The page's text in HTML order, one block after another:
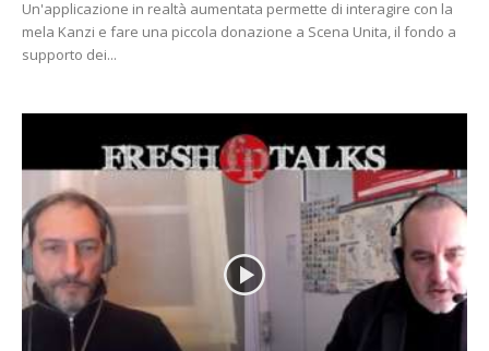
Un'applicazione in realtà aumentata permette di interagire con la
mela Kanzi e fare una piccola donazione a Scena Unita, il fondo a
supporto dei...